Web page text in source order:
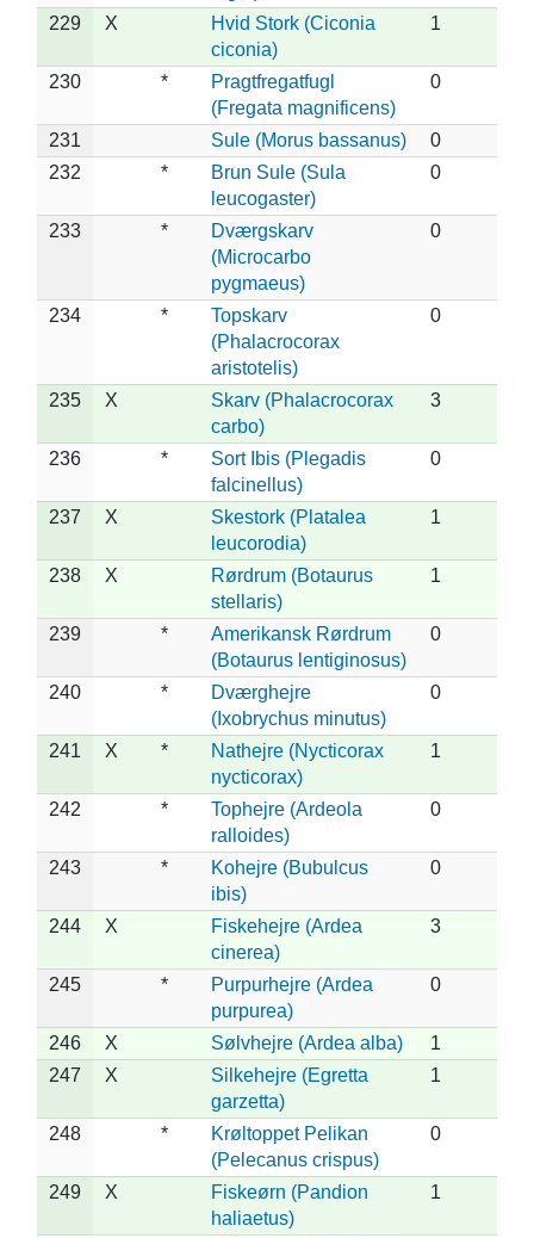
229 X
Hvid Stork (Ciconia
ciconia)
1
230 *
Pragtfregatfugl
(Fregata magnificens)
0
231 Sule (Morus bassanus)
0
232
*
Brun Sule (Sula
leucogaster)
0
233 *
Dværgskarv
(Microcarbo
pygmaeus)
0
234 *
Topskarv
(Phalacrocorax
aristotelis)
0
235 X
Skarv (Phalacrocorax
carbo)
3
236 *
Sort Ibis (Plegadis
falcinellus)
0
237 X
Skestork (Platalea
leucorodia)
1
238 X
Rørdrum (Botaurus
stellaris)
1
239 *
Amerikansk Rørdrum
(Botaurus lentiginosus)
0
240 *
Dværghejre
(Ixobrychus minutus)
0
241 X *
Nathejre (Nycticorax
nycticorax)
1
242 *
Tophejre (Ardeola
ralloides)
0
243 *
Kohejre (Bubulcus
ibis)
0
244 X
Fiskehejre (Ardea
cinerea)
3
245 *
Purpurhejre (Ardea
purpurea)
0
246 X Sølvhejre (Ardea alba)
1
247
X
Silkehejre (Egretta
garzetta)
1
248 *
Krøltoppet Pelikan
(Pelecanus crispus)
0
249 X
Fiskeørn (Pandion
haliaetus)
1